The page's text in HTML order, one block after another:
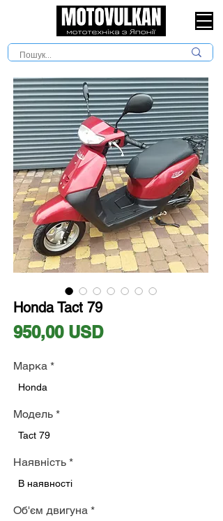
Honda Tact 79
950,00 USDЦіна
Марка *
Honda
Модель *
Tact 79
Наявність *
В наявності
Об'єм двигуна *